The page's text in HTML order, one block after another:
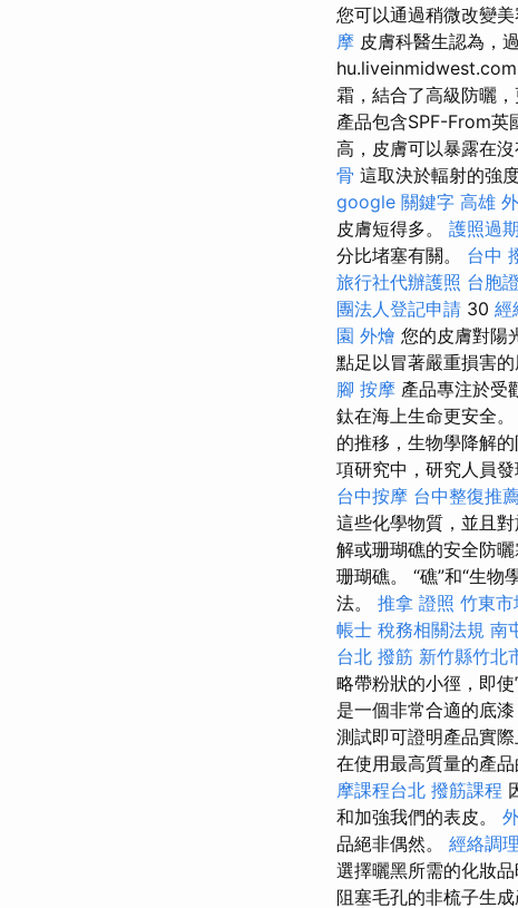
您可以通過稍微改變
摩 皮膚科醫生認為，
hu.liveinmidwest.com
霜，結合了高級防曬
產品包含SPF-From英
高，皮膚可以暴露在
骨 這取決於輻射的強
google 關鍵字 高雄
皮膚短得多。 護照過期
分比堵塞有關。 台中
旅行社代辦護照 台胞
團法人登記申請 30 經
園 外燴 您的皮膚對陽
點足以冒著嚴重損害的
腳 按摩 產品專注於受
鈦在海上生命更安全。
的推移，生物學降解
項研究中，研究人員
台中按摩 台中整復推
這些化學物質，並且
解或珊瑚礁的安全防
珊瑚礁。 “礁”和“生
法。 推拿 證照 竹東市
帳士 稅務相關法規 南
台北 撥筋 新竹縣竹北
略帶粉狀的小徑，即
是一個非常合適的底
測試即可證明產品實
在使用最高質量的產
摩課程台北 撥筋課程
和加強我們的表皮。
品絕非偶然。 經絡調理
選擇曬黑所需的化妝
阻塞毛孔的非梳子生成